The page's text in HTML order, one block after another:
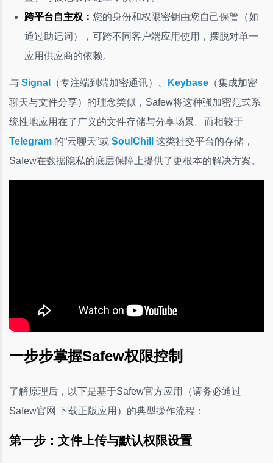
跨平台自主权： 您的身份和权限密钥由您自己保管（如
通过助记词），可跨不同客户端应用使用，摆脱对单一
应用供应商的依赖。
与 Signal （专注端到端加密通讯）、 Keybase （集成加密
聊天与文件分享）的理念类似，Safew将这种强加密范式系
统性地应用在了广义的文件存储与分享场景。而相较于
Telegram 的“云聊天”或 SoulChill
这类社交平台的存储，
Safew在数据隐私的底层保障上提供了更根本的解决方案。
一步步掌握Safew权限控制
了解原理后，以下是基于Safew官方应用（请务必通过
Safew官网 下载正版应用）的典型操作流程：
第一步：文件上传与默认权限设置